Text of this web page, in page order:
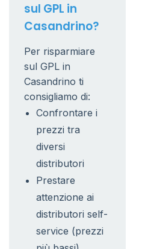
sul GPL in
Casandrino?
Per risparmiare
sul GPL in
Casandrino ti
consigliamo di:
Confrontare i
prezzi tra
diversi
distributori
Prestare
attenzione ai
distributori self-
service (prezzi